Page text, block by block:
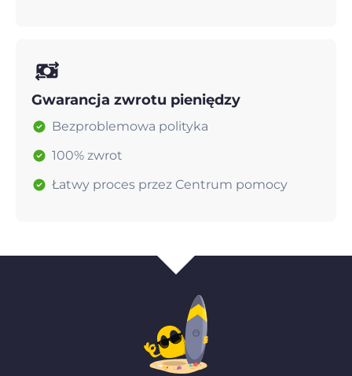
Gwarancja zwrotu pieniędzy
Bezproblemowa polityka
100% zwrot
Łatwy proces przez Centrum pomocy